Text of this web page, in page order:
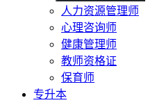
人力资源管理师
心理咨询师
健康管理师
教师资格证
保育师
专升本